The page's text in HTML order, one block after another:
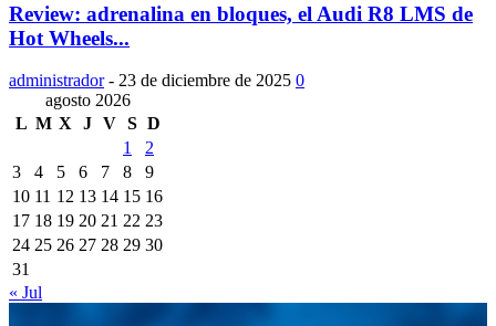
Review: adrenalina en bloques, el Audi R8 LMS de
Hot Wheels...
administrador - 23 de diciembre de 2025 0
agosto 2026
L M X J V S D
1
2
3
4 5 6 7 8
9
10 11 12 13 14 15 16
17 18 19 20 21 22 23
24 25 26 27 28 29 30
31
« Jul